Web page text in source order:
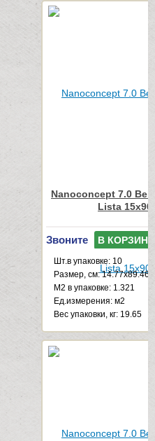
Nanoconcept 7.0
Lista 15x90
Звоните В КОРЗИНУ
Шт.в упаковке: 10
Размер, см: 14.77x89.46
М2 в упаковке: 1.321
Ед.измерения: м2
Веc упаковки, кг: 19.65